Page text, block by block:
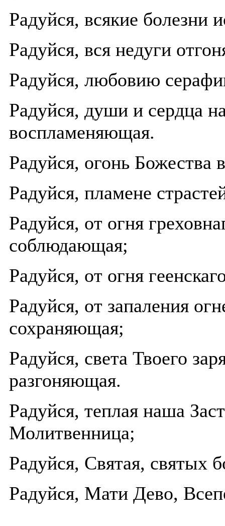
Радуйся, всякие болезни
Радуйся, вся недуги
Радуйся, любовию
Радуйся, души и сердца
воспламеняющая.
Pадуйся, огонь Божества
Радуйся, пламене
Радуйся, от огня
соблюдающая;
Радуйся, от огня
Радуйся, от запаления
сохраняющая;
Радуйся, света Твоего
разгоняющая.
Радуйся, теплая наша
Молитвенница;
Радуйся, Святая, святых
Радуйся, Мати Дево,